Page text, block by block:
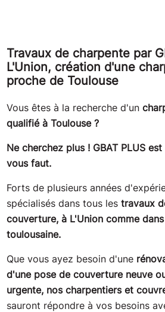
Travaux de charpente par
L'Union, création d'une
proche de Toulouse
Vous êtes à la recherche d'un
qualifié à Toulouse ?
Ne cherchez plus ! GBAT PLUS
vous faut.
Forts de plusieurs années
spécialisés dans tous lestravaux
couverture, à L'Union comme
toulousaine.
Que vous ayez besoin d'une
d'une pose de couverture neuve
urgente, nos charpentiers et
sauront répondre à vos besoins